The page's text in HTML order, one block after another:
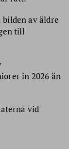
av äldre
till
in 2026 än
vid